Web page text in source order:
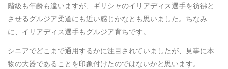
階級も年齢も違いますが、ギリシャのイリアディス選手を彷彿と
させるグルジア柔道にも近い感じかなとも思いました。ちなみ
に、イリアディス選手もグルジア育ちです。
シニアでどこまで通用するかに注目されていましたが、見事に本
物の大器であることを印象付けたのではないかと思います。